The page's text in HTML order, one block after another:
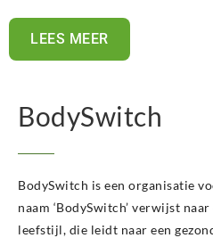
LEES MEER
BodySwitch
BodySwitch is een organisatie
naam ‘BodySwitch’ verwijst
leefstijl, die leidt naar een